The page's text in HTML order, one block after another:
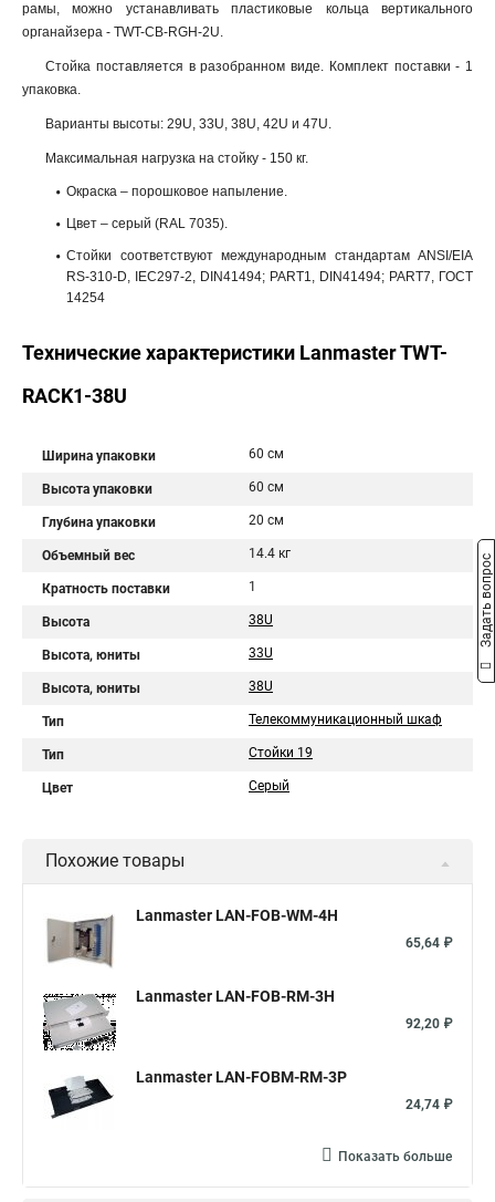
рамы, можно устанавливать пластиковые кольца вертикального
органайзера - TWT-CB-RGH-2U.
Стойка поставляется в разобранном виде. Комплект поставки - 1
упаковка.
Варианты высоты: 29U, 33U, 38U, 42U и 47U.
Максимальная нагрузка на стойку - 150 кг.
Окраска – порошковое напыление.
Цвет – серый (RAL 7035).
Стойки соответствуют международным стандартам ANSI/EIA
RS-310-D, IEC297-2, DIN41494; PART1, DIN41494; PART7, ГОСТ
14254
Технические характеристики Lanmaster TWT-
RACK1-38U
Ширина упаковки 60 см
Высота упаковки 60 см
Глубина упаковки 20 см
Объемный вес 14.4 кг
Кратность поставки 1
Высота 38U
Высота, юниты 33U
Высота, юниты 38U
Тип Телекоммуникационный шкаф
Тип Стойки 19
Цвет Серый
Похожие товары
Lanmaster LAN-FOB-WM-4H
65,64 ₽
Lanmaster LAN-FOB-RM-3H
92,20 ₽
Lanmaster LAN-FOBM-RM-3P
24,74 ₽
Показать больше
Задать вопрос